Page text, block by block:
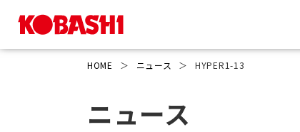
HOME ＞ ニュース ＞ HYPER1-13
ニュース